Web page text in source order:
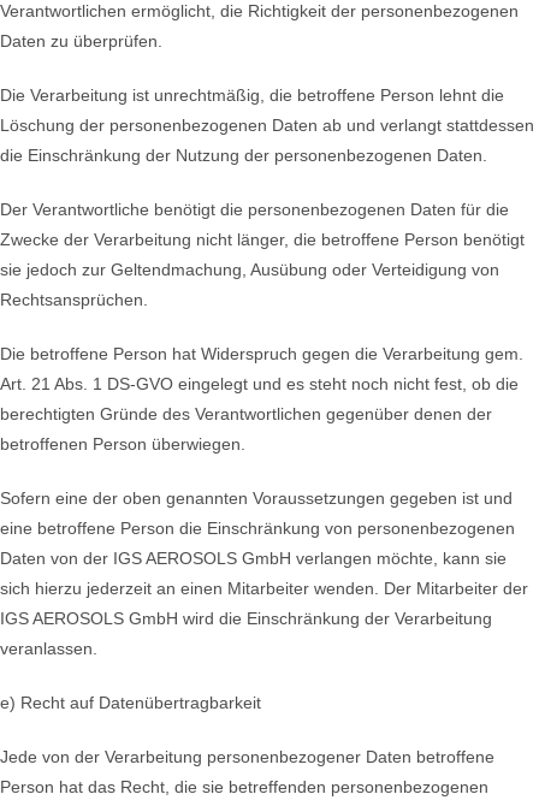
Verantwortlichen ermöglicht, die Richtigkeit der personenbezogenen
Daten zu überprüfen.
Die Verarbeitung ist unrechtmäßig, die betroffene Person lehnt die
Löschung der personenbezogenen Daten ab und verlangt stattdessen
die Einschränkung der Nutzung der personenbezogenen Daten.
Der Verantwortliche benötigt die personenbezogenen Daten für die
Zwecke der Verarbeitung nicht länger, die betroffene Person benötigt
sie jedoch zur Geltendmachung, Ausübung oder Verteidigung von
Rechtsansprüchen.
Die betroffene Person hat Widerspruch gegen die Verarbeitung gem.
Art. 21 Abs. 1 DS-GVO eingelegt und es steht noch nicht fest, ob die
berechtigten Gründe des Verantwortlichen gegenüber denen der
betroffenen Person überwiegen.
Sofern eine der oben genannten Voraussetzungen gegeben ist und
eine betroffene Person die Einschränkung von personenbezogenen
Daten von der IGS AEROSOLS GmbH verlangen möchte, kann sie
sich hierzu jederzeit an einen Mitarbeiter wenden. Der Mitarbeiter der
IGS AEROSOLS GmbH wird die Einschränkung der Verarbeitung
veranlassen.
e) Recht auf Datenübertragbarkeit
Jede von der Verarbeitung personenbezogener Daten betroffene
Person hat das Recht, die sie betreffenden personenbezogenen